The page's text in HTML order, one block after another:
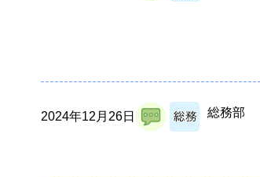
2024年12月26日 総務部